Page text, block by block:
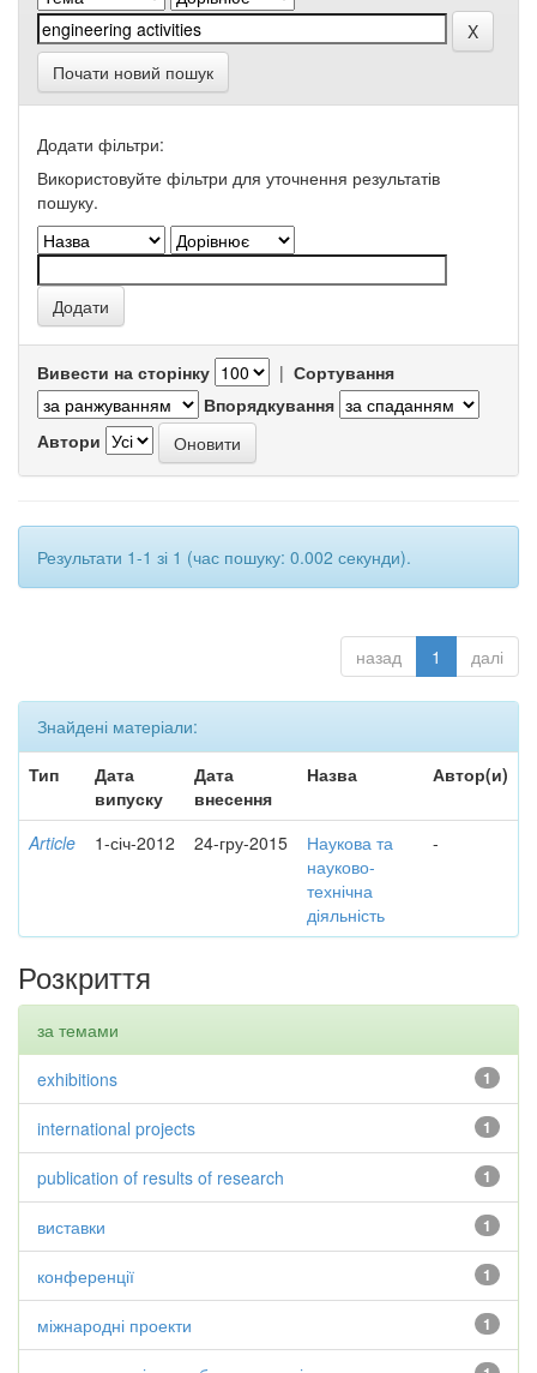
Почати новий пошук
Додати фільтри:
Використовуйте фільтри для уточнення результатів
пошуку.
Вивести на сторінку | Сортування
Впорядкування
Автори
Результати 1-1 зі 1 (час пошуку: 0.002 секунди).
назад 1 далі
Знайдені матеріали:
Тип
Дата
випуску
Дата
внесення
Назва Автор(и)
Article 1-січ-2012 24-гру-2015
Наукова та
науково-
технічна
діяльність
-
Розкриття
за темами
1
exhibitions
1
international projects
1
publication of results of research
1
виставки
1
конференції
1
міжнародні проекти